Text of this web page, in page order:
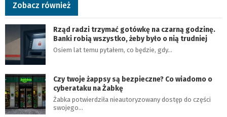
Zobacz również
Rząd radzi trzymać gotówkę na czarną godzinę.
Banki robią wszystko, żeby było o nią trudniej
Osiem lat temu pytałem, co będzie, gdy…
Czy twoje żappsy są bezpieczne? Co wiadomo o
cyberataku na Żabkę
Żabka potwierdziła nieautoryzowany dostęp do części
swojego…